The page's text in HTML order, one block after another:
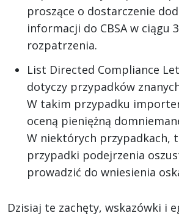
proszące o dostarczenie
informacji do CBSA w ciągu
rozpatrzenia.
List Directed Compliance
dotyczy przypadków
W takim przypadku
oceną pieniężną
W niektórych przypadkach,
przypadki podejrzenia
prowadzić do wniesienia
Dzisiaj te zachęty, wskazówki i